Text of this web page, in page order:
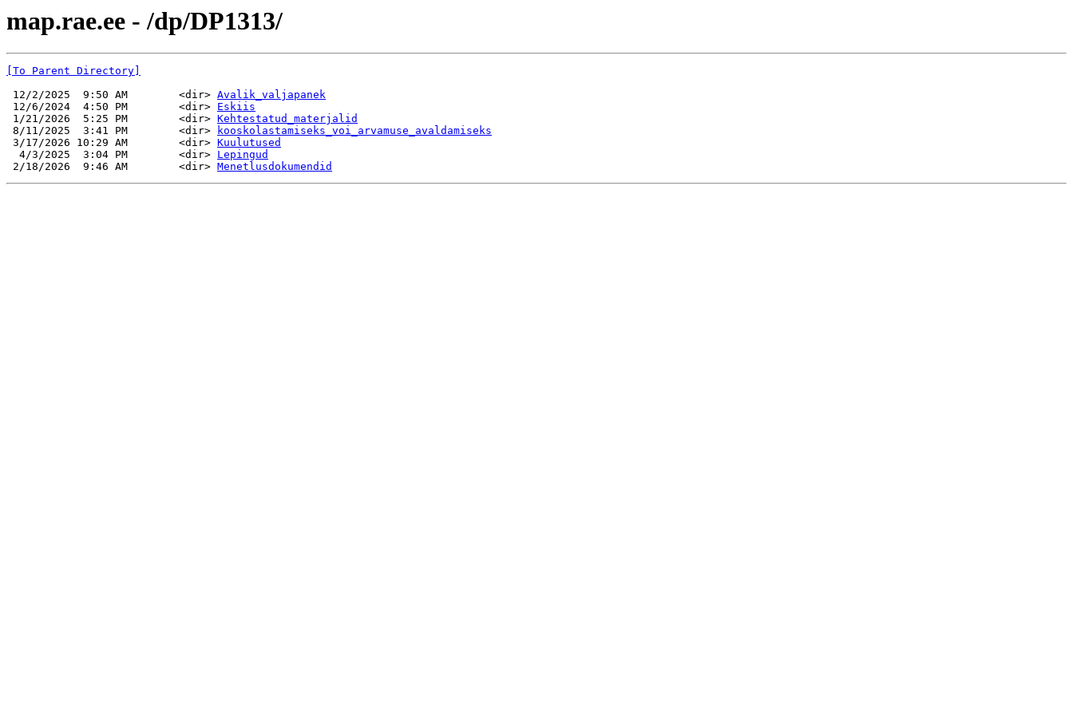
map.rae.ee - /dp/DP1313/
[To Parent Directory]
12/2/2025  9:50 AM        <dir> Avalik_valjapanek
12/6/2024  4:50 PM        <dir> Eskiis
1/21/2026  5:25 PM        <dir> Kehtestatud_materjalid
8/11/2025  3:41 PM        <dir>
kooskolastamiseks_voi_arvamuse_avaldamiseks
3/17/2026 10:29 AM        <dir> Kuulutused
  4/3/2025  3:04 PM        <dir>
Lepingud
2/18/2026  9:46 AM        <dir> Menetlusdokumendid